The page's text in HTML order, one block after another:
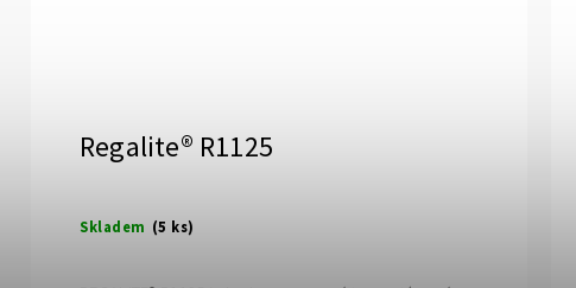
Regalite® R1125
Skladem (5 ks)